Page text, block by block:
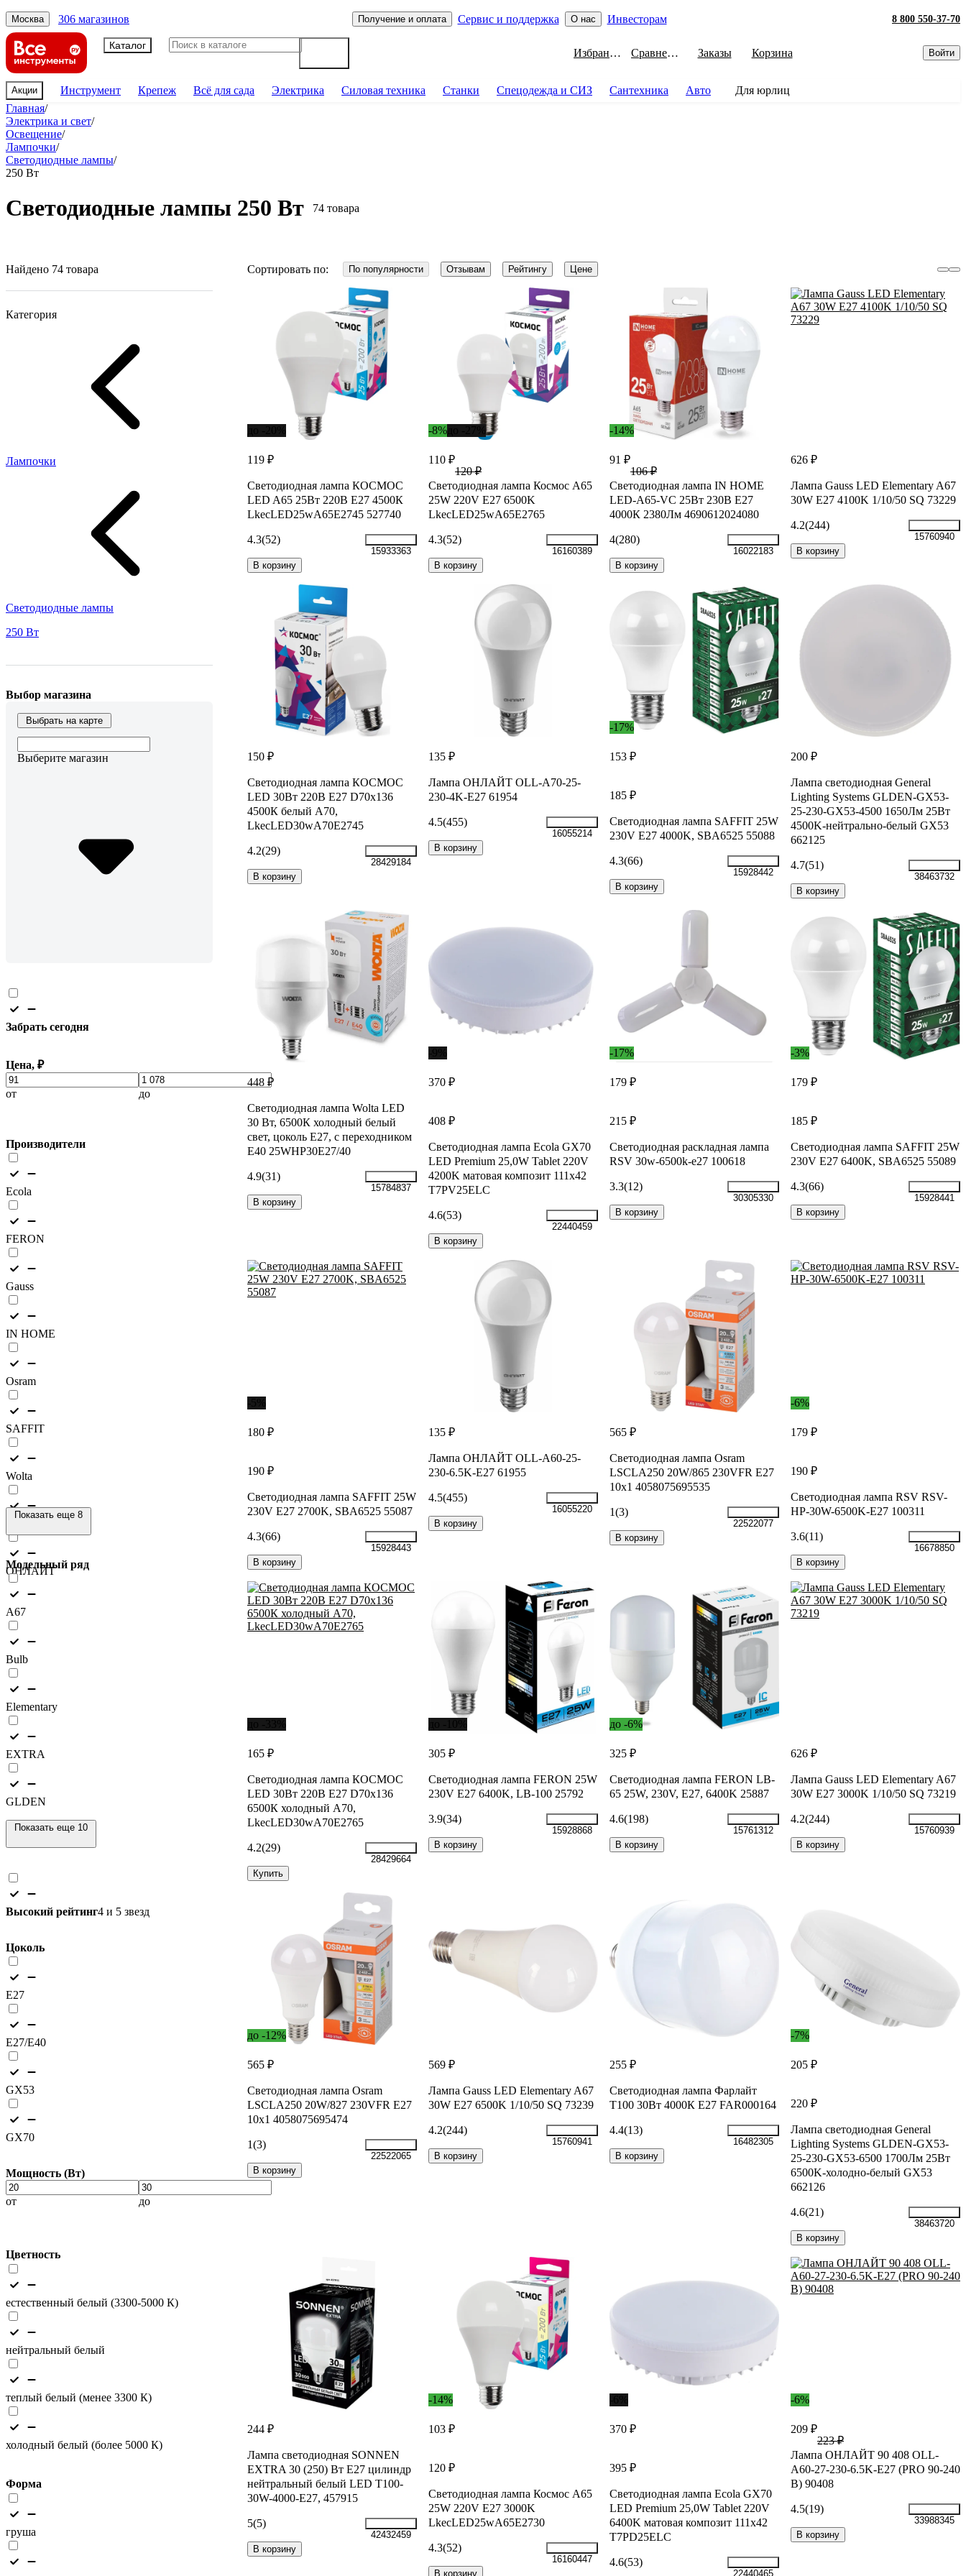
Москва 306 магазинов Получение и оплата Сервис и поддержка О нас Инвесторам 8 800 550-37-70
Каталог
Избранное Сравнение Заказы Корзина Войти
Акции Инструмент Крепеж Всё для сада Электрика Силовая техника Станки Спецодежда и СИЗ Сантехника Авто
Для юрлиц
Главная/
Электрика и свет/
Освещение/
Лампочки/
Светодиодные лампы/
250 Вт
Светодиодные лампы 250 Вт 74 товара
Найдено 74 товара
Категория
Лампочки
Светодиодные лампы
250 Вт
Выбор магазина
Выбрать на карте
Выберите магазин
Забрать сегодня
Цена, ₽
от до
Производители
Ecola
FERON
Gauss
IN HOME
Osram
SAFFIT
Wolta
ОНЛАЙТ
Показать еще 8
Модельный ряд
A67
Bulb
Elementary
EXTRA
GLDEN
Показать еще 10
Высокий рейтинг4 и 5 звезд
Цоколь
E27
E27/E40
GX53
GX70
Мощность (Вт)
от до
Цветность
естественный белый (3300-5000 К)
нейтральный белый
теплый белый (менее 3300 К)
холодный белый (более 5000 К)
Форма
груша
Сортировать по: По популярности Отзывам Рейтингу Цене
119 ₽
Светодиодная лампа КОСМОС
LED A65 25Вт 220В E27 4500К
LkecLED25wA65E2745 527740
4.3(52)
15933363
В корзину
-8%
110 ₽
120 ₽
Светодиодная лампа Космос А65
25W 220V E27 6500K
LkecLED25wA65E2765
4.3(52)
16160389
В корзину
-14%
91 ₽
106 ₽
Светодиодная лампа IN HOME
LED-A65-VC 25Вт 230В Е27
4000К 2380Лм 4690612024080
4(280)
16022183
В корзину
626 ₽
Лампа Gauss LED Elementary A67
30W E27 4100K 1/10/50 SQ 73229
4.2(244)
15760940
В корзину
150 ₽
Светодиодная лампа КОСМОС
LED 30Вт 220В Е27 D70x136
4500К белый A70,
LkecLED30wA70E2745
4.2(29)
28429184
В корзину
135 ₽
Лампа ОНЛАЙТ OLL-A70-25-
230-4K-E27 61954
4.5(455)
16055214
В корзину
-17%
153 ₽
185 ₽
Светодиодная лампа SAFFIT 25W
230V E27 4000K, SBA6525 55088
4.3(66)
15928442
В корзину
200 ₽
Лампа светодиодная General
Lighting Systems GLDEN-GX53-
25-230-GX53-4500 1650Лм 25Вт
4500K-нейтрально-белый GX53
662125
4.7(51)
38463732
В корзину
448 ₽
Светодиодная лампа Wolta LED
30 Вт, 6500К холодный белый
свет, цоколь Е27, с переходником
Е40 25WHP30E27/40
4.9(31)
15784837
В корзину
370 ₽
408 ₽
Светодиодная лампа Ecola GX70
LED Premium 25,0W Tablet 220V
4200K матовая композит 111x42
T7PV25ELC
4.6(53)
22440459
В корзину
-17%
179 ₽
215 ₽
Светодиодная раскладная лампа
RSV 30w-6500k-e27 100618
3.3(12)
30305330
В корзину
-3%
179 ₽
185 ₽
Светодиодная лампа SAFFIT 25W
230V E27 6400K, SBA6525 55089
4.3(66)
15928441
В корзину
180 ₽
190 ₽
Светодиодная лампа SAFFIT 25W
230V E27 2700K, SBA6525 55087
4.3(66)
15928443
В корзину
135 ₽
Лампа ОНЛАЙТ OLL-A60-25-
230-6.5K-E27 61955
4.5(455)
16055220
В корзину
565 ₽
Светодиодная лампа Osram
LSCLA250 20W/865 230VFR E27
10x1 4058075695535
1(3)
22522077
В корзину
-6%
179 ₽
190 ₽
Светодиодная лампа RSV RSV-
HP-30W-6500K-E27 100311
3.6(11)
16678850
В корзину
165 ₽
Светодиодная лампа КОСМОС
LED 30Вт 220В Е27 D70x136
6500К холодный A70,
LkecLED30wA70E2765
4.2(29)
28429664
Купить
305 ₽
Светодиодная лампа FERON 25W
230V E27 6400K, LB-100 25792
3.9(34)
15928868
В корзину
до -6%
325 ₽
Светодиодная лампа FERON LB-
65 25W, 230V, E27, 6400K 25887
4.6(198)
15761312
В корзину
626 ₽
Лампа Gauss LED Elementary A67
30W E27 3000K 1/10/50 SQ 73219
4.2(244)
15760939
В корзину
до -12%
565 ₽
Светодиодная лампа Osram
LSCLA250 20W/827 230VFR E27
10x1 4058075695474
1(3)
22522065
В корзину
569 ₽
Лампа Gauss LED Elementary A67
30W E27 6500K 1/10/50 SQ 73239
4.2(244)
15760941
В корзину
255 ₽
Светодиодная лампа Фарлайт
Т100 30Вт 4000К Е27 FAR000164
4.4(13)
16482305
В корзину
-7%
205 ₽
220 ₽
Лампа светодиодная General
Lighting Systems GLDEN-GX53-
25-230-GX53-6500 1700Лм 25Вт
6500K-холодно-белый GX53
662126
4.6(21)
38463720
В корзину
244 ₽
Лампа светодиодная SONNEN
EXTRA 30 (250) Вт Е27 цилиндр
нейтральный белый LED Т100-
30W-4000-Е27, 457915
5(5)
42432459
В корзину
-14%
103 ₽
120 ₽
Светодиодная лампа Космос А65
25W 220V E27 3000K
LkecLED25wA65E2730
4.3(52)
16160447
В корзину
370 ₽
395 ₽
Светодиодная лампа Ecola GX70
LED Premium 25,0W Tablet 220V
6400K матовая композит 111x42
T7PD25ELC
4.6(53)
22440465
-6%
209 ₽
223 ₽
Лампа ОНЛАЙТ 90 408 OLL-
A60-27-230-6.5K-E27 (PRO 90-240
В) 90408
4.5(19)
33988345
В корзину